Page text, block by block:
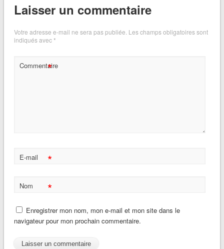
Laisser un commentaire
Votre adresse e-mail ne sera pas publiée. Les champs obligatoires sont
indiqués avec*
Commentaire
*
E-mail *
Nom *
Enregistrer mon nom, mon e-mail et mon site dans le
navigateur pour mon prochain commentaire.